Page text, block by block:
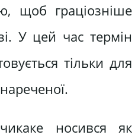
щоб граціозніше
У цей час термін
тільки для
носився як